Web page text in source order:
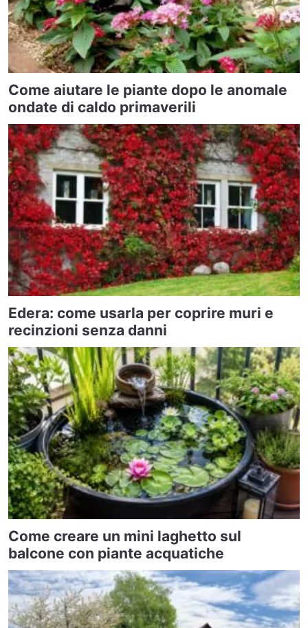
Come aiutare le piante dopo le anomale
ondate di caldo primaverili
Edera: come usarla per coprire muri e
recinzioni senza danni
Come creare un mini laghetto sul
balcone con piante acquatiche